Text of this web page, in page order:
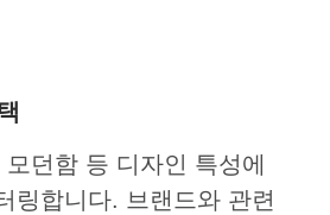
던함 등 디자인 특성에
링합니다. 브랜드와 관련